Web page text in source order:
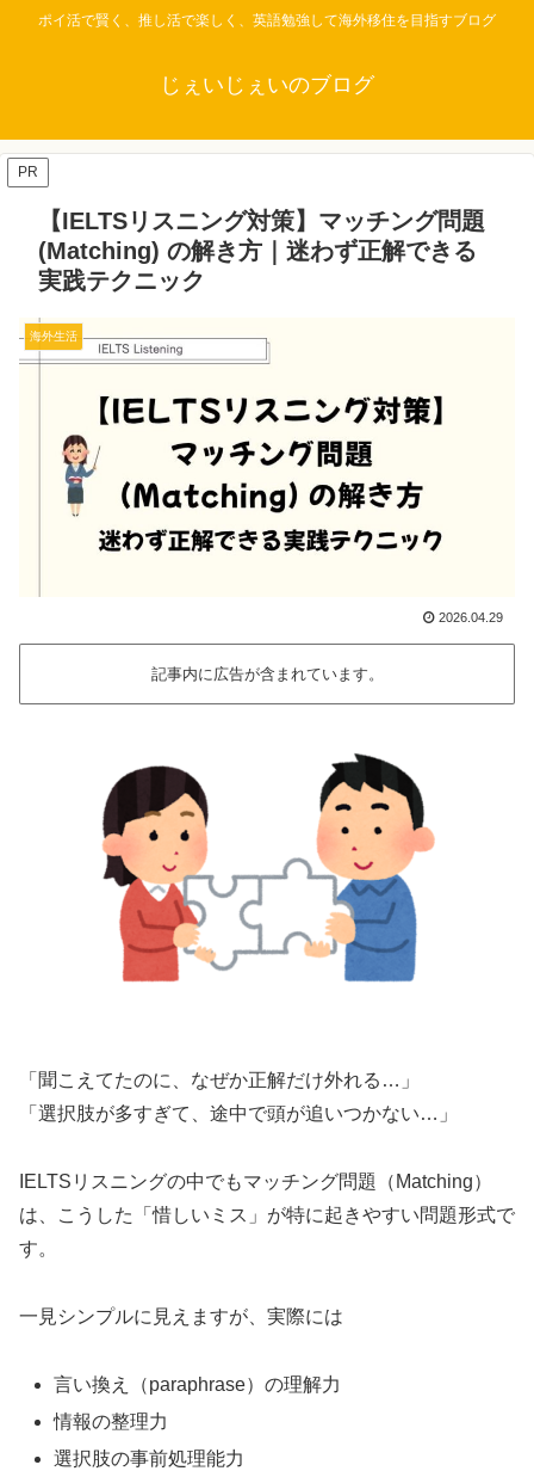
ポイ活で賢く、推し活で楽しく、英語勉強して海外移住を目指すブログ
じぇいじぇいのブログ
PR
【IELTSリスニング対策】マッチング問題
(Matching) の解き方｜迷わず正解できる
実践テクニック
海外生活
2026.04.29
記事内に広告が含まれています。
「聞こえてたのに、なぜか正解だけ外れる…」
「選択肢が多すぎて、途中で頭が追いつかない…」
IELTSリスニングの中でもマッチング問題（Matching）
は、こうした「惜しいミス」が特に起きやすい問題形式で
す。
一見シンプルに見えますが、実際には
言い換え（paraphrase）の理解力
情報の整理力
選択肢の事前処理能力